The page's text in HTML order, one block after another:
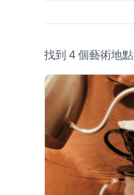
找到 4 個藝術地點